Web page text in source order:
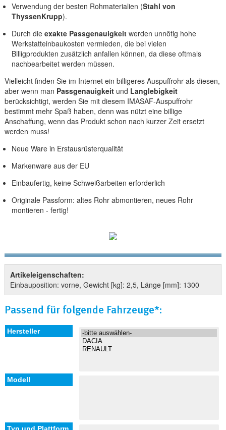
Verwendung der besten Rohmaterialien (Stahl von
ThyssenKrupp).
Durch dieexakte Passgenauigkeitwerden unnötig hohe
Werkstatteinbaukosten vermieden, die bei vielen
Billigprodukten zusätzlich anfallen können, da diese oftmals
nachbearbeitet werden müssen.
Vielleicht finden Sie im Internet ein billigeres Auspuffrohr als diesen,
aber wenn man Passgenauigkeit und Langlebigkeit
berücksichtigt, werden Sie mit diesem IMASAF-Auspuffrohr
bestimmt mehr Spaß haben, denn was nützt eine billige
Anschaffung, wenn das Produkt schon nach kurzer Zeit ersetzt
werden muss!
Neue Ware in Erstausrüsterqualität
Markenware aus der EU
Einbaufertig, keine Schweißarbeiten erforderlich
Originale Passform: altes Rohr abmontieren, neues Rohr
montieren - fertig!
Artikeleigenschaften:
Einbauposition: vorne, Gewicht [kg]: 2,5, Länge [mm]: 1300
Passend für folgende Fahrzeuge*: